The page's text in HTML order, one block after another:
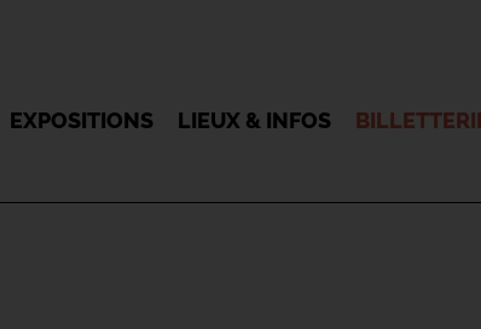
EXPOSITIONS LIEUX & INFOS